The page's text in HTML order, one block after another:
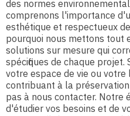
des normes
comprenons l'importance
esthétique et respectueux
pourquoi nous mettons tout
solutions sur mesure qui
spécifiques de chaque
votre espace de vie ou
contribuant à la
pas à nous contacter. Notre
d'étudier vos besoins et de